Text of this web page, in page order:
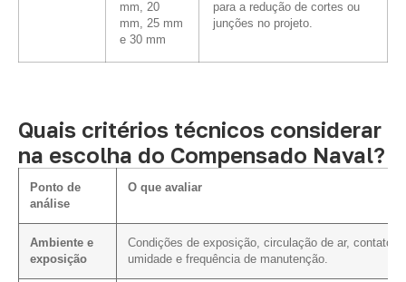
mm, 20
mm, 25 mm
e 30 mm
para a redução de cortes ou
junções no projeto.
Quais critérios técnicos considerar
na escolha do Compensado Naval?
Ponto de
análise
O que avaliar
Ambiente e
exposição
Condições de exposição, circulação de ar, contato
umidade e frequência de manutenção.